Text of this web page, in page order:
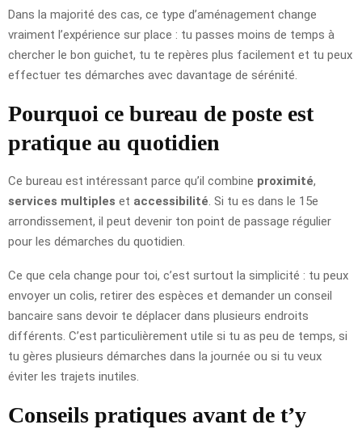
Dans la majorité des cas, ce type d’aménagement change
vraiment l’expérience sur place : tu passes moins de temps à
chercher le bon guichet, tu te repères plus facilement et tu peux
effectuer tes démarches avec davantage de sérénité.
Pourquoi ce bureau de poste est
pratique au quotidien
Ce bureau est intéressant parce qu’il combine proximité,
services multiples et accessibilité . Si tu es dans le 15e
arrondissement, il peut devenir ton point de passage régulier
pour les démarches du quotidien.
Ce que cela change pour toi, c’est surtout la simplicité : tu peux
envoyer un colis, retirer des espèces et demander un conseil
bancaire sans devoir te déplacer dans plusieurs endroits
différents. C’est particulièrement utile si tu as peu de temps, si
tu gères plusieurs démarches dans la journée ou si tu veux
éviter les trajets inutiles.
Conseils pratiques avant de t’y